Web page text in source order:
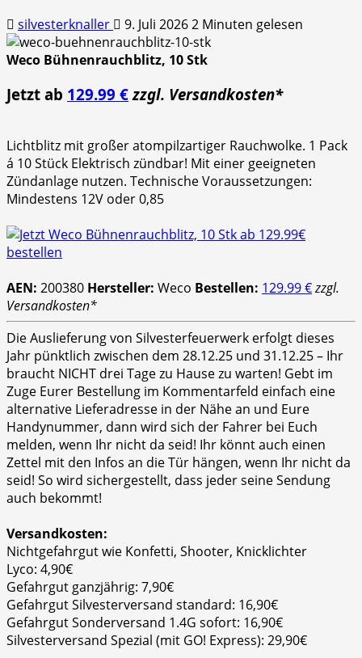
silvesterknaller 9. Juli 20262 Minuten gelesen
Weco Bühnenrauchblitz, 10 Stk
Jetzt ab 129.99 € zzgl. Versandkosten*
Lichtblitz mit großer atompilzartiger Rauchwolke. 1 Pack
á 10 Stück Elektrisch zündbar! Mit einer geeigneten
Zündanlage nutzen. Technische Voraussetzungen:
Mindestens 12V oder 0,85
AEN: 200380 Hersteller: Weco Bestellen: 129.99 €zzgl.
Versandkosten*
Die Auslieferung von Silvesterfeuerwerk erfolgt dieses
Jahr pünktlich zwischen dem 28.12.25 und 31.12.25 – Ihr
braucht NICHT drei Tage zu Hause zu warten! Gebt im
Zuge Eurer Bestellung im Kommentarfeld einfach eine
alternative Lieferadresse in der Nähe an und Eure
Handynummer, dann wird sich der Fahrer bei Euch
melden, wenn Ihr nicht da seid! Ihr könnt auch einen
Zettel mit den Infos an die Tür hängen, wenn Ihr nicht da
seid! So wird sichergestellt, dass jeder seine Sendung
auch bekommt!
Versandkosten:
Nichtgefahrgut wie Konfetti, Shooter, Knicklichter
Lyco: 4,90€
Gefahrgut ganzjährig: 7,90€
Gefahrgut Silvesterversand standard: 16,90€
Gefahrgut Sonderversand 1.4G sofort: 16,90€
Silvesterversand Spezial (mit GO! Express): 29,90€